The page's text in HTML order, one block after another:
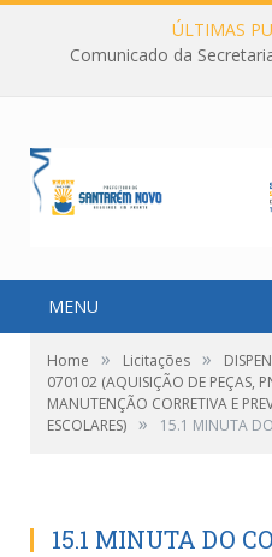
ÚLTIMAS
Comunicado da
MENU
Home » Licitações »
070102 (AQUISIÇÃO DE PEÇAS,
MANUTENÇÃO CORRETIVA E
ESCOLARES) » 15.1 MINUTA
15.1 MINUTA DO